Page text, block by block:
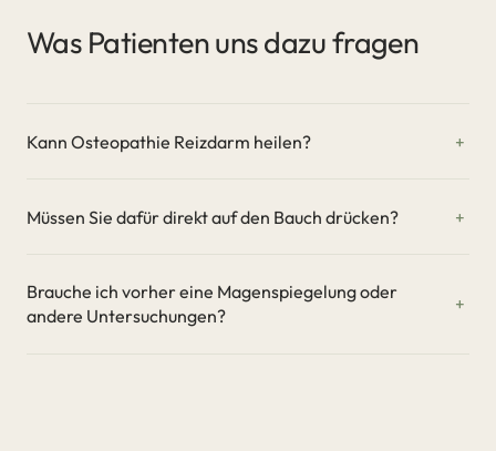
Was Patienten uns dazu fragen
Kann Osteopathie Reizdarm heilen?
Müssen Sie dafür direkt auf den Bauch drücken?
Brauche ich vorher eine Magenspiegelung oder
andere Untersuchungen?